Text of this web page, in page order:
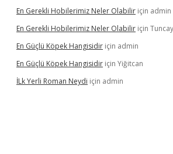
En Gerekli Hobilerimiz Neler Olabilir için admin
En Gerekli Hobilerimiz Neler Olabilir için Tuncay
En Güçlü Köpek Hangisidir için admin
En Güçlü Köpek Hangisidir için Yiğitcan
İLk Yerli Roman Neydi için admin